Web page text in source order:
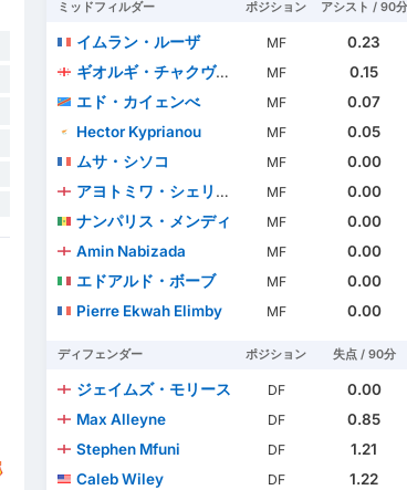
ミッドフィルダー ポジション アシスト / 90分
イムラン・ルーザ MF
0.23
ギオルギ・チャクヴェタゼ
MF
0.15
エド・カイェンべ
MF
0.07
Hector Kyprianou
MF
0.05
ムサ・シソコ
MF
0.00
アヨトミワ・シェリフ・デレ＝バシル
MF
0.00
ナンパリス・メンディ
MF
0.00
Amin Nabizada
MF
0.00
エドアルド・ボーブ
MF
0.00
Pierre Ekwah Elimby
MF 0.00
ディフェンダー ポジション 失点 / 90分
ジェイムズ・モリース DF
0.00
Max Alleyne
DF
0.85
Stephen Mfuni
DF
1.21
Caleb Wiley
DF
1.22